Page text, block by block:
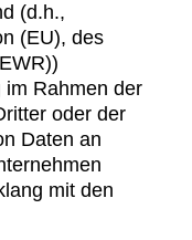
(d.h.,
(EU), des
im Rahmen der
oder der
Daten an
mit den